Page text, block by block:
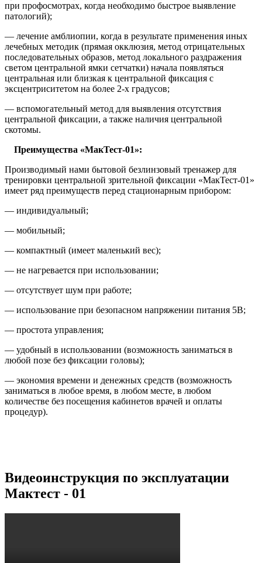
при профосмотрах, когда необходимо быстрое выявление
патологий);
— лечение амблиопии, когда в результате применения иных
лечебных методик (прямая окклюзия, метод отрицательных
последовательных образов, метод локального раздражения
светом центральной ямки сетчатки) начала появляться
центральная или близкая к центральной фиксация с
эксцентриситетом на более 2-х градусов;
— вспомогательный метод для выявления отсутствия
центральной фиксации, а также наличия центральной
скотомы.
Преимущества «МакТест-01»:
Производимый нами бытовой безлинзовый тренажер для
тренировки центральной зрительной фиксации «МакТест-01»
имеет ряд преимуществ перед стационарным прибором:
— индивидуальный;
— мобильный;
— компактный (имеет маленький вес);
— не нагревается при использовании;
— отсутствует шум при работе;
— использование при безопасном напряжении питания 5В;
— простота управления;
— удобный в использовании (возможность заниматься в
любой позе без фиксации головы);
— экономия времени и денежных средств (возможность
заниматься в любое время, в любом месте, в любом
количестве без посещения кабинетов врачей и оплаты
процедур).
Видеоинструкция по эксплуатации
Мактест - 01